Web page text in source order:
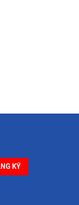
KÝ